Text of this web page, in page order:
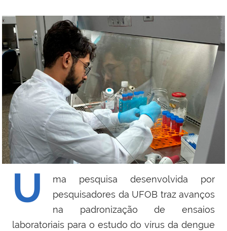
U
ma pesquisa desenvolvida por
pesquisadores da UFOB traz avanços
na padronização de ensaios
laboratoriais para o estudo do vírus da dengue